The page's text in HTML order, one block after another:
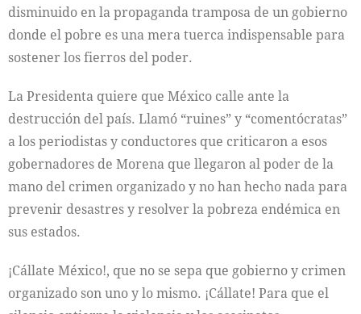
disminuido en la propaganda tramposa de un gobierno
donde el pobre es una mera tuerca indispensable para
sostener los fierros del poder.
La Presidenta quiere que México calle ante la
destrucción del país. Llamó “ruines” y “comentócratas”
a los periodistas y conductores que criticaron a esos
gobernadores de Morena que llegaron al poder de la
mano del crimen organizado y no han hecho nada para
prevenir desastres y resolver la pobreza endémica en
sus estados.
¡Cállate México!, que no se sepa que gobierno y crimen
organizado son uno y lo mismo. ¡Cállate! Para que el